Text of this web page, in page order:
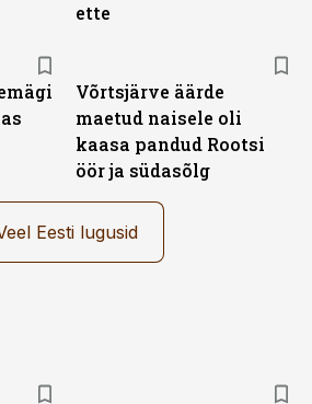
ette
Võrtsjärve äärde
maetud naisele oli
kaasa pandud Rootsi
öör ja südasõlg
Eesti lugusid